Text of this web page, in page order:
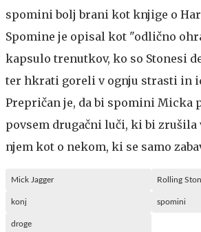
spomini bolj brani kot knjige o
Spomine je opisal kot "odlično
kapsulo trenutkov, ko so Stonesi
ter hkrati goreli v ognju strasti in
Prepričan je, da bi spomini Micka
povsem drugačni luči, ki bi zrušila
njem kot o nekom, ki se samo
Mick Jagger Rolling
konj spomini
droge